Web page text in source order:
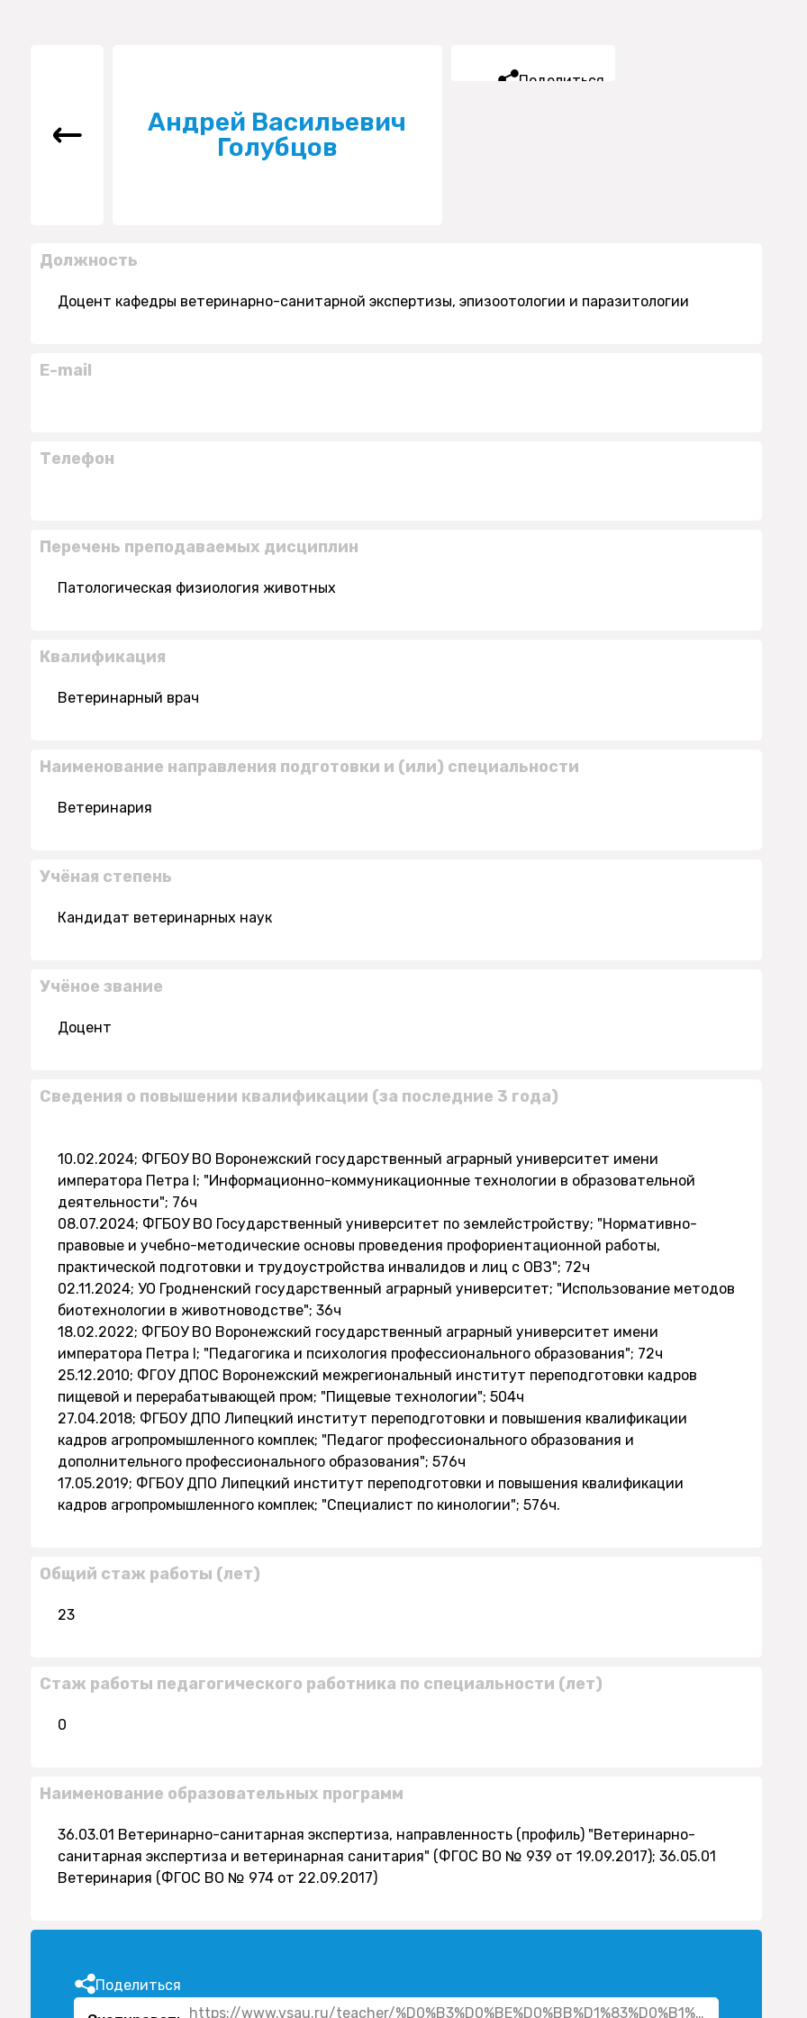
Андрей Васильевич
Голубцов
Поделиться
Должность
Доцент кафедры ветеринарно-санитарной экспертизы, эпизоотологии и паразитологии
E-mail
Телефон
Перечень преподаваемых дисциплин
Патологическая физиология животных
Квалификация
Ветеринарный врач
Наименование направления подготовки и (или) специальности
Ветеринария
Учёная степень
Кандидат ветеринарных наук
Учёное звание
Доцент
Сведения о повышении квалификации (за последние 3 года)
10.02.2024; ФГБОУ ВО Воронежский государственный аграрный университет имени
императора Петра I; "Информационно-коммуникационные технологии в образовательной
деятельности"; 76ч
08.07.2024; ФГБОУ ВО Государственный университет по землейстройству; "Нормативно-
правовые и учебно-методические основы проведения профориентационной работы,
практической подготовки и трудоустройства инвалидов и лиц с ОВЗ"; 72ч
02.11.2024; УО Гродненский государственный аграрный университет; "Использование методов
биотехнологии в животноводстве"; 36ч
18.02.2022; ФГБОУ ВО Воронежский государственный аграрный университет имени
императора Петра I; "Педагогика и психология профессионального образования"; 72ч
25.12.2010; ФГОУ ДПОС Воронежский межрегиональный институт переподготовки кадров
пищевой и перерабатывающей пром; "Пищевые технологии"; 504ч
27.04.2018; ФГБОУ ДПО Липецкий институт переподготовки и повышения квалификации
кадров агропромышленного комплек; "Педагог профессионального образования и
дополнительного профессионального образования"; 576ч
17.05.2019; ФГБОУ ДПО Липецкий институт переподготовки и повышения квалификации
кадров агропромышленного комплек; "Специалист по кинологии"; 576ч.
Общий стаж работы (лет)
23
Стаж работы педагогического работника по специальности (лет)
0
Наименование образовательных программ
36.03.01 Ветеринарно-санитарная экспертиза, направленность (профиль) "Ветеринарно-
санитарная экспертиза и ветеринарная санитария" (ФГОС ВО № 939 от 19.09.2017); 36.05.01
Ветеринария (ФГОС ВО № 974 от 22.09.2017)
Поделиться
https://www.vsau.ru/teacher/